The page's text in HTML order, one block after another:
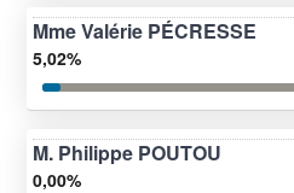
Mme Valérie PÉCRESSE
5,02%
M. Philippe POUTOU
0,00%